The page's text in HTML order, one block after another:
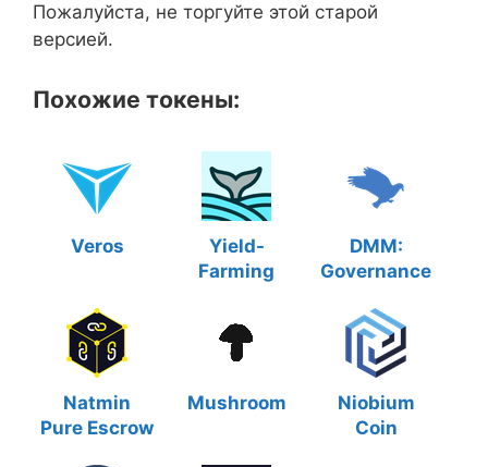
Пожалуйста, не торгуйте этой старой
версией.
Похожие токены:
Veros
Yield-
Farming
DMM:
Governance
Natmin
Pure Escrow
Mushroom
Niobium
Coin